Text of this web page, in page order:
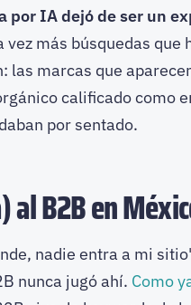
por IA dejó de ser un
vez más búsquedas que
las marcas que
calificado como
por sentado.
al B2B en
nadie entra a mi
nunca jugó ahí. Como